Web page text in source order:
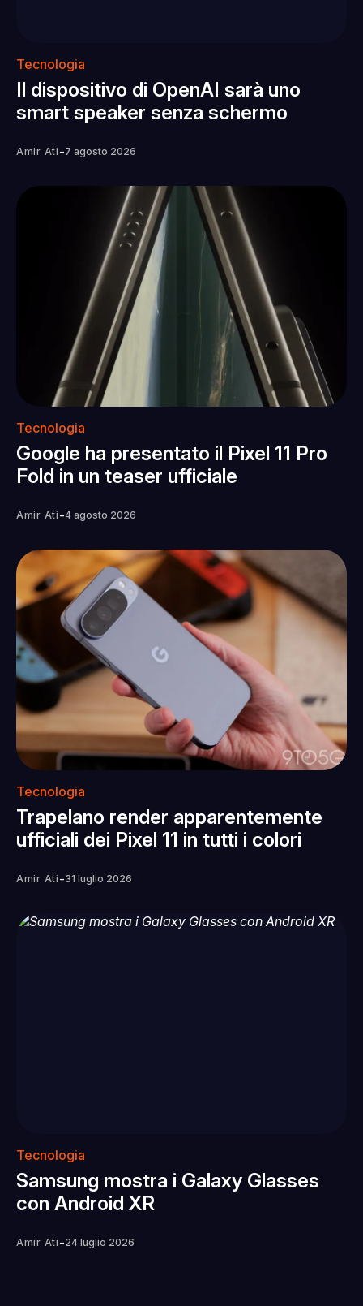
Tecnologia
Il dispositivo di OpenAI sarà uno
smart speaker senza schermo
Amir Ati -7 agosto 2026
Tecnologia
Google ha presentato il Pixel 11 Pro
Fold in un teaser ufficiale
Amir Ati -4 agosto 2026
Tecnologia
Trapelano render apparentemente
ufficiali dei Pixel 11 in tutti i colori
Amir Ati -31 luglio 2026
Tecnologia
Samsung mostra i Galaxy Glasses
con Android XR
Amir Ati -24 luglio 2026